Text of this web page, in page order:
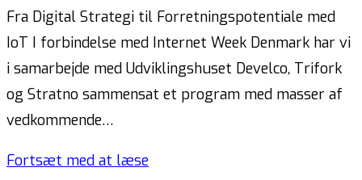
Fra Digital Strategi til Forretningspotentiale med
IoT I forbindelse med Internet Week Denmark har vi
i samarbejde med Udviklingshuset Develco, Trifork
og Stratno sammensat et program med masser af
vedkommende…
Fortsæt med at læse